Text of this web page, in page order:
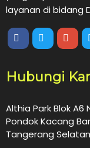
layanan di bidang
Hubungi
Althia Park Blok A6
Pondok Kacang
Tangerang